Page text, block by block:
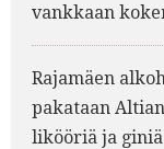
vankkaan
Rajamäen
pakataan
likööriä ja